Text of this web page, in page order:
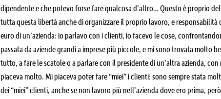
dipendente e che potevo forse fare qualcosa d’altro… Questo è proprio
tutta questa libertà anche di organizzare il proprio lavoro, e
euro di un’azienda: io parlavo con i clienti, io facevo le cose,
passata da aziende grandi a imprese più piccole, e mi sono trovata molto
tutto, a fare le scatole o a parlare con il presidente di un’altra azienda,
piaceva molto. Mi piaceva poter fare “miei” i clienti: sono sempre stata
dei “miei” clienti, anche se non lavoro più nell’azienda dove ero prima,